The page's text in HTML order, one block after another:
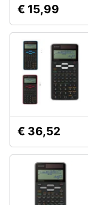
€ 15,99
€ 36,52